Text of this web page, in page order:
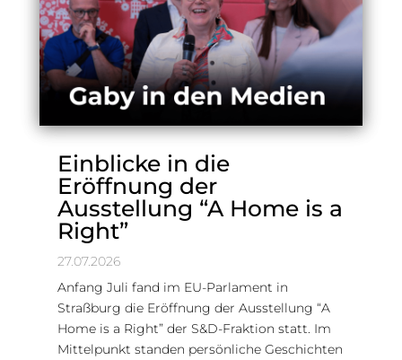
Einblicke in die
Eröffnung der
Ausstellung “A Home is a
Right”
27.07.2026
Anfang Juli fand im EU-Parlament in
Straßburg die Eröffnung der Ausstellung “A
Home is a Right” der S&D-Fraktion statt. Im
Mittelpunkt standen persönliche Geschichten